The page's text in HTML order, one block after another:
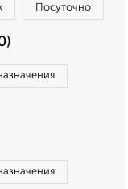
Посуточно